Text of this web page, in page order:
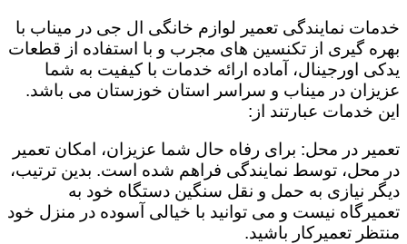
خدمات نمایندگی تعمیر لوازم خانگی ال جی در میناب با
بهره گیری از تکنسین های مجرب و با استفاده از قطعات
یدکی اورجینال، آماده ارائه خدمات با کیفیت به شما
عزیزان در میناب و سراسر استان خوزستان می باشد.
این خدمات عبارتند از:
تعمیر در محل: برای رفاه حال شما عزیزان، امکان تعمیر
در محل، توسط نمایندگی فراهم شده است. بدین ترتیب،
دیگر نیازی به حمل و نقل سنگین دستگاه خود به
تعمیرگاه نیست و می توانید با خیالی آسوده در منزل خود
منتظر تعمیرکار باشید.